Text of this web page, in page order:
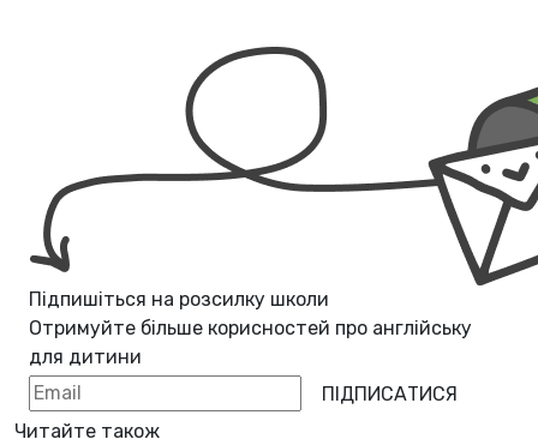
Підпишіться на розсилку школи
Отримуйте більше корисностей про англійську
для дитини
ПІДПИСАТИСЯ
Читайте також